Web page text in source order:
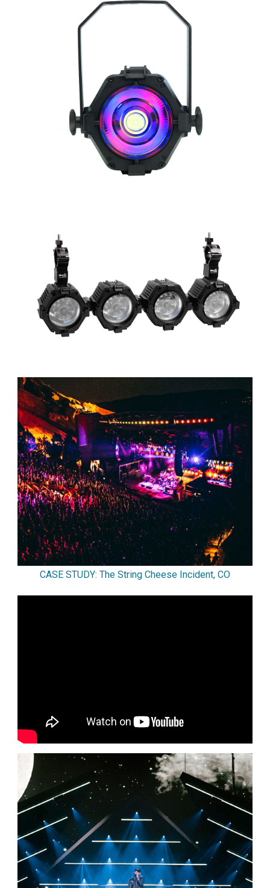
CASE STUDY: The String Cheese Incident, CO